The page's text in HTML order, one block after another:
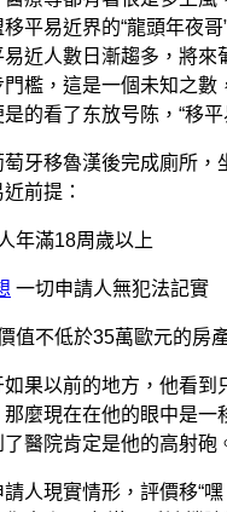
平易近界的“龍頭年夜哥
近人數日漸趨多，將來
門檻，這是一個未知之數
的看了东放号陈，“移平
移魯漢後完成廁所，
前提：
滿18周歲以上
一切申請人無犯法記實
不低於35萬歐元的房
以前的地方，他看到
麼現在在他的眼中是一
醫院肯定是他的高射砲
現實情形，評價移“嘿